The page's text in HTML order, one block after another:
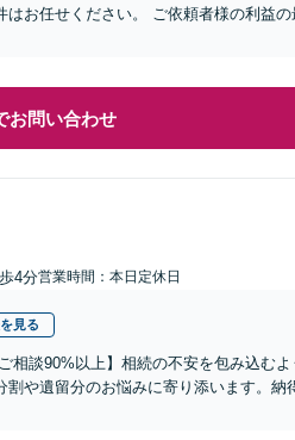
はお任せください。 ご依頼者様の利益
お問い合わせ
4分営業時間：本日定休日
見る
相談90%以上】相続の不安を包み込む
や遺留分のお悩みに寄り添います。納